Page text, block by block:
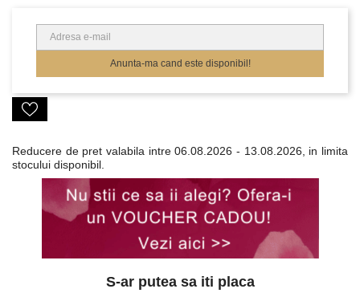
Anunta-ma cand este disponibil!
Reducere de pret valabila intre06.08.2026 - 13.08.2026, in limita
stocului disponibil.
S-ar putea sa iti placa